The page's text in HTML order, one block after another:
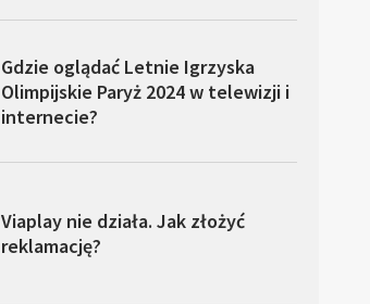
Gdzie oglądać Letnie Igrzyska
Olimpijskie Paryż 2024 w telewizji i
internecie?
Viaplay nie działa. Jak złożyć
reklamację?